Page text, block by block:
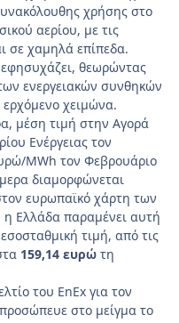
χρήσης στο
αερίου, με τις
σε χαμηλά επίπεδα.
θεωρώντας
ενεργειακών συνθηκών
χειμώνα.
μέση τιμή στην Αγορά
Ενέργειας τον
MWh τον Φεβρουάριο
διαμορφώνεται
ευρωπαϊκό χάρτη των
η Ελλάδα παραμένει αυτή
τιμή, από τις
159,14 ευρώ τη
του EnEx για τον
στο μείγμα το